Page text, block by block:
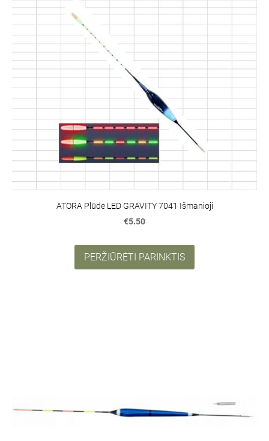
ATORA Plūdė LED GRAVITY 7041 Išmanioji
€5.50
PERŽIŪRĖTI PARINKTIS